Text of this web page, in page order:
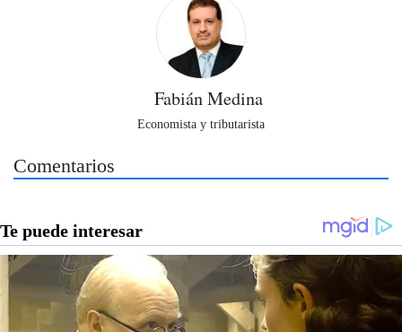
Fabián Medina
Economista y tributarista
Comentarios